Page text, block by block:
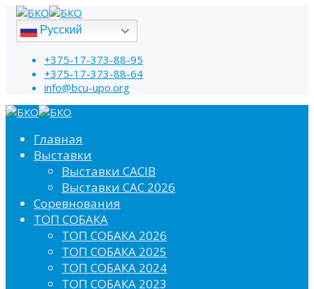
Русский
+375-17-373-88-95
+375-17-373-88-64
info@bcu-upo.org
Главная
Выставки
Выставки CACIB
Выставки САС 2026
Соревнования
ТОП СОБАКА
ТОП СОБАКА 2026
ТОП СОБАКА 2025
ТОП СОБАКА 2024
ТОП СОБАКА 2023